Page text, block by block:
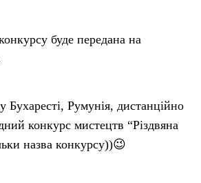
буде передана на
Бухаресті, Румунія, дистанційно
конкурс мистецтв “Різдвяна
назва конкурсу))😉